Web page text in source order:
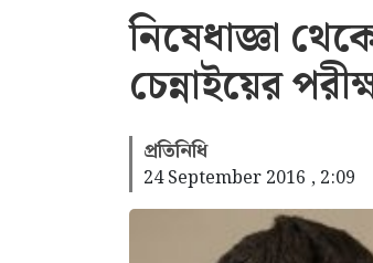
নিষেধাজ্ঞা
চেন্নাইয়ের
প্রতিনিধি
24 September 2016 , 2:09